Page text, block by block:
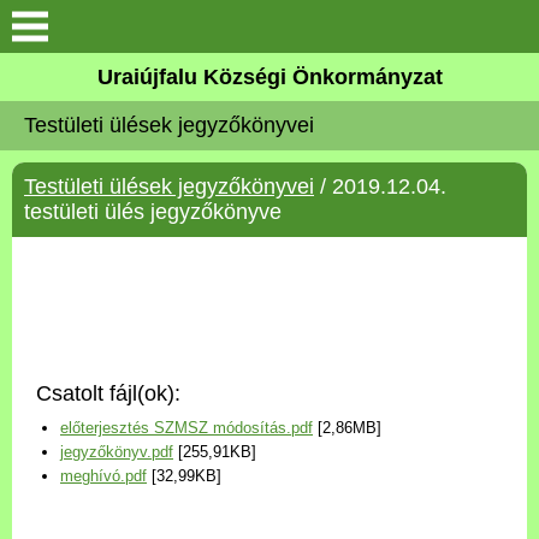
Köszöntő
Elérhetőségek
Uraiújfalu
Választási információk
Versenyképes Járások
Uraiújfalu Községi Önkormányzat
Testületi ülések jegyzőkönyvei
Testületi ülések jegyzőkönyvei / 2019.12.04.
testületi ülés jegyzőkönyve
Csatolt fájl(ok):
előterjesztés SZMSZ módosítás.pdf [2,86MB]
jegyzőkönyv.pdf [255,91KB]
meghívó.pdf [32,99KB]